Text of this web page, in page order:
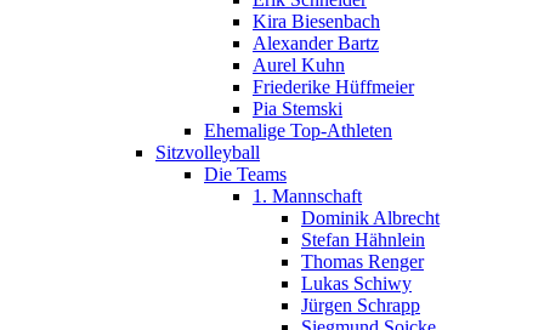
Kira Biesenbach
Alexander Bartz
Aurel Kuhn
Friederike Hüffmeier
Pia Stemski
Ehemalige Top-Athleten
Sitzvolleyball
Die Teams
1. Mannschaft
Dominik Albrecht
Stefan Hähnlein
Thomas Renger
Lukas Schiwy
Jürgen Schrapp